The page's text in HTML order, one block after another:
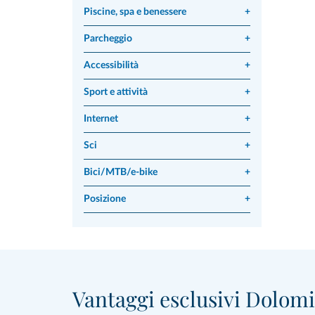
Piscine, spa e benessere +
Parcheggio +
Accessibilità +
Sport e attività +
Internet +
Sci +
Bici/MTB/e-bike +
Posizione +
Vantaggi esclusivi